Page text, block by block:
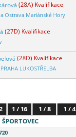
(28A) Kvalifikace
Ostrava Mariánské Hory
(27D) Kvalifikace
(28D) Kvalifikace
LUKOSTŘELBA
1 / 16 1 / 8 1 / 4
ŠPORTOVEC